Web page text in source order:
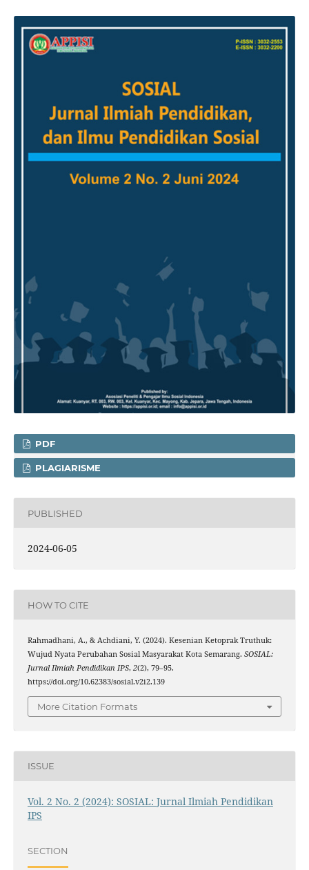
PDF
PLAGIARISME
PUBLISHED
2024-06-05
HOW TO CITE
Rahmadhani, A., & Achdiani, Y. (2024). Kesenian Ketoprak Truthuk:
Wujud Nyata Perubahan Sosial Masyarakat Kota Semarang. SOSIAL:
Jurnal Ilmiah Pendidikan IPS, 2(2), 79–95.
https://doi.org/10.62383/sosial.v2i2.139
More Citation Formats
ISSUE
Vol. 2 No. 2 (2024): SOSIAL: Jurnal Ilmiah Pendidikan
IPS
SECTION